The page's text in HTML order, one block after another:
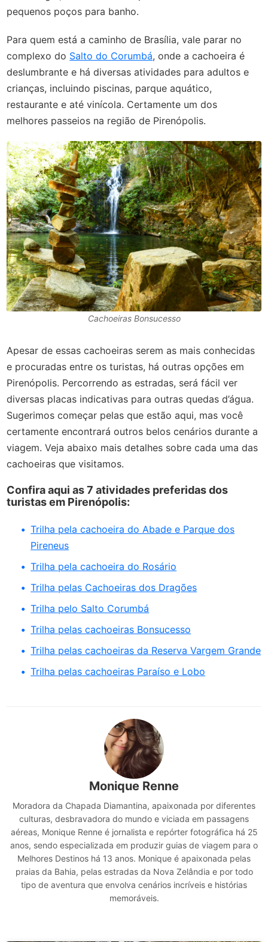
pequenos poços para banho.
Para quem está a caminho de Brasília, vale parar no
complexo do Salto do Corumbá, onde a cachoeira é
deslumbrante e há diversas atividades para adultos e
crianças, incluindo piscinas, parque aquático,
restaurante e até vinícola. Certamente um dos
melhores passeios na região de Pirenópolis.
Cachoeiras Bonsucesso
Apesar de essas cachoeiras serem as mais conhecidas
e procuradas entre os turistas, há outras opções em
Pirenópolis. Percorrendo as estradas, será fácil ver
diversas placas indicativas para outras quedas d’água.
Sugerimos começar pelas que estão aqui, mas você
certamente encontrará outros belos cenários durante a
viagem. Veja abaixo mais detalhes sobre cada uma das
cachoeiras que visitamos.
Confira aqui as 7 atividades preferidas dos
turistas em Pirenópolis:
Trilha pela cachoeira do Abade e Parque dos
Pireneus
Trilha pela cachoeira do Rosário
Trilha pelas Cachoeiras dos Dragões
Trilha pelo Salto Corumbá
Trilha pelas cachoeiras Bonsucesso
Trilha pelas cachoeiras da Reserva Vargem Grande
Trilha pelas cachoeiras Paraíso e Lobo
Monique Renne
Moradora da Chapada Diamantina, apaixonada por diferentes
culturas, desbravadora do mundo e viciada em passagens
aéreas, Monique Renne é jornalista e repórter fotográfica há 25
anos, sendo especializada em produzir guias de viagem para o
Melhores Destinos há 13 anos. Monique é apaixonada pelas
praias da Bahia, pelas estradas da Nova Zelândia e por todo
tipo de aventura que envolva cenários incríveis e histórias
memoráveis.